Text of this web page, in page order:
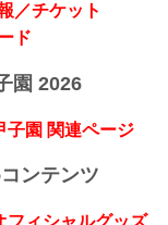
／チケット
ド
園 2026
園 関連ページ
ンテンツ
ィシャルグッズ